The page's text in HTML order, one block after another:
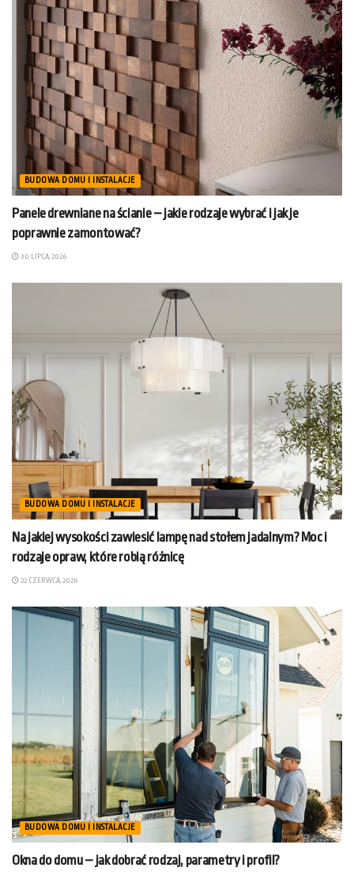
BUDOWA DOMU I INSTALACJE
Panele drewniane na ścianie – jakie rodzaje wybrać i jak je
poprawnie zamontować?
30 LIPCA, 2026
BUDOWA DOMU I INSTALACJE
Na jakiej wysokości zawiesić lampę nad stołem jadalnym? Moc i
rodzaje opraw, które robią różnicę
22 CZERWCA, 2026
BUDOWA DOMU I INSTALACJE
Okna do domu – jak dobrać rodzaj, parametry i profil?